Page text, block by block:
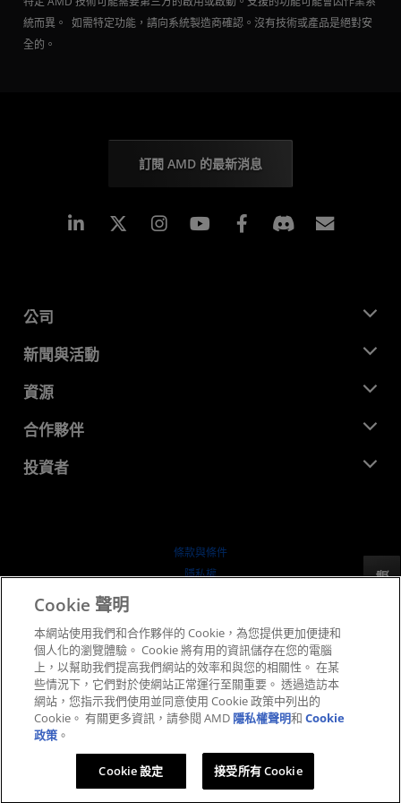
統而異。 如需特定功能，請向系統製造商確認。沒有技術或產品是絕對安
全的。
訂閱 AMD 的最新消息
Linkedin Instagram Facebook
公司
關於 AMD
企業責任
招聘
聯絡我們
新聞與活動
新聞室
媒體庫
資源
開發者中心
案例研究
合作夥伴
AMD 合作夥伴中心
投資者
行情走勢
條款與條件
隱私權
公平公開競爭
英國稅務策略
Cookie 政策
Cookie 設定
反馈
Cookie 聲明
本網站使用我們和合作夥伴的 Cookie，為您提供更加便捷和
個人化的瀏覽體驗。 Cookie 將有用的資訊儲存在您的電腦
上，以幫助我們提高我們網站的效率和與您的相關性。 在某
些情況下，它們對於使網站正常運行至關重要。 透過造訪本
網站，您指示我們使用並同意使用 Cookie 政策中列出的
Cookie。 有關更多資訊，請參閱 AMD 隱私權聲明和Cookie
政策 。
Cookie 設定 接受所有 Cookie